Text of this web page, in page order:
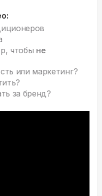
чтобы не
или маркетинг?
за бренд?